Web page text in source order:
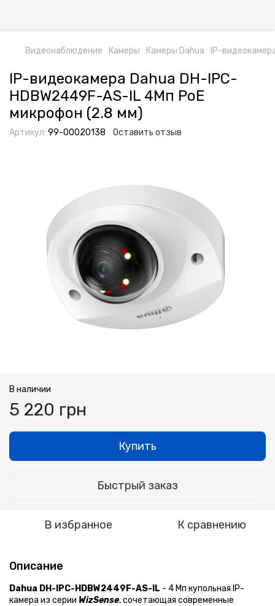
Видеонаблюдение Камеры Камеры Dahua IP-
IP-видеокамера Dahua DH-IPC-
HDBW2449F-AS-IL 4Мп PoE
микрофон (2.8 мм)
Артикул: 99-00020138 Оставить отзыв
В наличии
5 220 грн
Купить
Быстрый заказ
В избранное К сравнению
Описание
Dahua DH-IPC-HDBW2449F-AS-IL - 4 Мп купольная IP-
камера из серии WizSense, сочетающая современные